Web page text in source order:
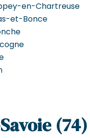
en-Chartreuse
et-Bonce
(74)